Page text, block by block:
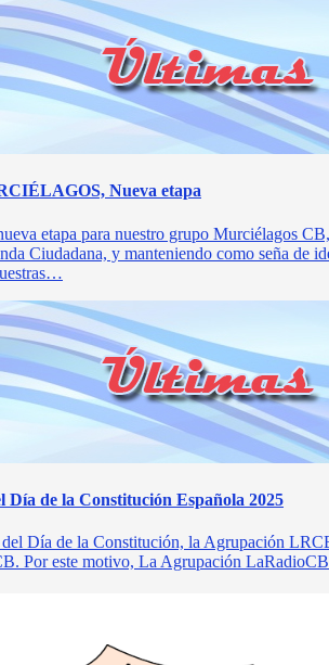
Nueva etapa
etapa para nuestro grupo Murciélagos
Ciudadana, y manteniendo como seña de
Día de la Constitución Española 2025
Día de la Constitución, la Agrupación
Por este motivo, La Agrupación